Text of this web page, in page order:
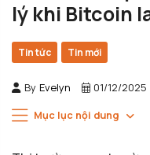
lý khi Bitcoin
Tin tức Tin mới
By Evelyn 01/12/2025
Mục lục nội dung